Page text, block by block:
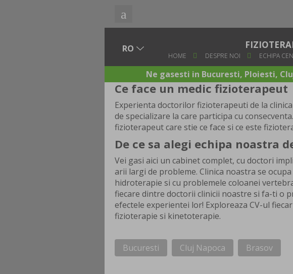
HOME DESPRE NOI ECHIPA
Ne gasesti in Bucuresti, Ploiesti,
Ce face un medic fizioterapeut
Experienta doctorilor fizioterapeuti de la
de specializare la care participa cu
fizioterapeut care stie ce face si ce este
De ce sa alegi echipa noastra
Vei gasi aici un cabinet complet, cu doctori
arii largi de probleme. Clinica noastra se
hidroterapie si cu problemele coloanei
fiecare dintre doctorii clinicii noastre si fa-ti o
efectele experientei lor! Exploreaza CV-ul
fizioterapie si kinetoterapie.
Bucuresti Cluj Napoca Brasov